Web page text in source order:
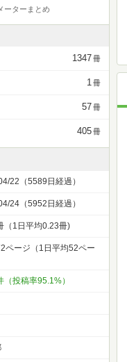
ーターまとめ
1347冊
1冊
57冊
405冊
22（5589日経過）
24（5952日経過）
（1日平均0.23冊)
ページ（1日平均52ペー
（投稿率95.1%）